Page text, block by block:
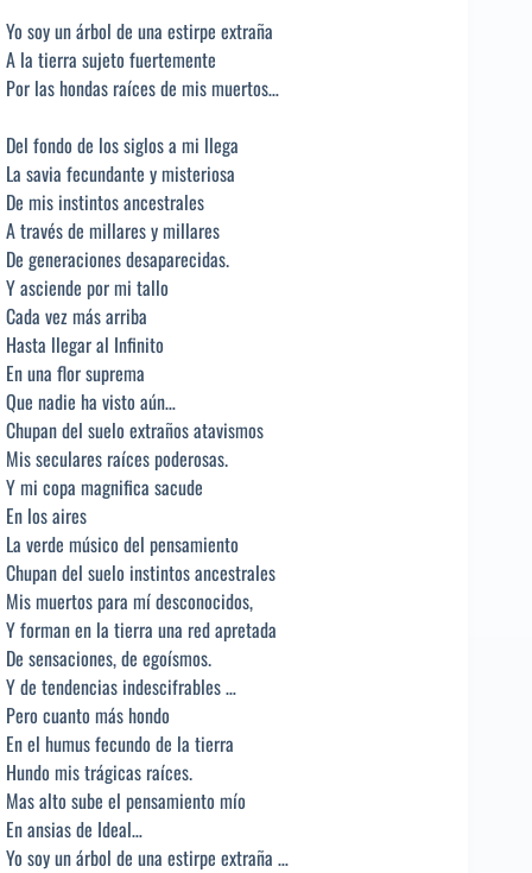
Yo soy un árbol de una estirpe extraña
A la tierra sujeto fuertemente
Por las hondas raíces de mis muertos…
Del fondo de los siglos a mi llega
La savia fecundante y misteriosa
De mis instintos ancestrales
A través de millares y millares
De generaciones desaparecidas.
Y asciende por mi tallo
Cada vez más arriba
Hasta llegar al Infinito
En una flor suprema
Que nadie ha visto aún…
Chupan del suelo extraños atavismos
Mis seculares raíces poderosas.
Y mi copa magnifica sacude
En los aires
La verde músico del pensamiento
Chupan del suelo instintos ancestrales
Mis muertos para mí desconocidos,
Y forman en la tierra una red apretada
De sensaciones, de egoísmos.
Y de tendencias indescifrables …
Pero cuanto más hondo
En el humus fecundo de la tierra
Hundo mis trágicas raíces.
Mas alto sube el pensamiento mío
En ansias de Ideal…
Yo soy un árbol de una estirpe extraña …